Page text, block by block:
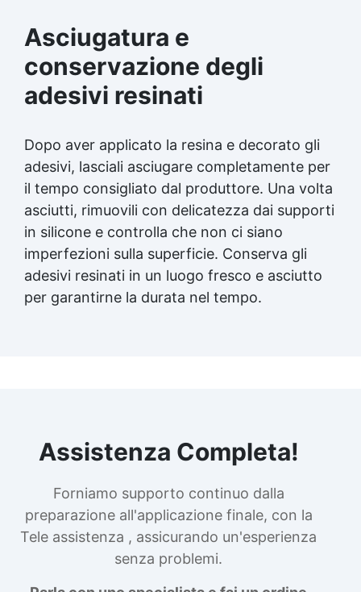
Asciugatura e
conservazione degli
adesivi resinati
Dopo aver applicato la resina e decorato gli
adesivi, lasciali asciugare completamente per
il tempo consigliato dal produttore. Una volta
asciutti, rimuovili con delicatezza dai supporti
in silicone e controlla che non ci siano
imperfezioni sulla superficie. Conserva gli
adesivi resinati in un luogo fresco e asciutto
per garantirne la durata nel tempo.
Assistenza Completa!
Forniamo supporto continuo dalla
preparazione all'applicazione finale, con la
Tele assistenza , assicurando un'esperienza
senza problemi.